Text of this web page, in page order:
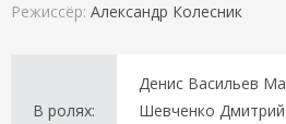
Режиссёр: Александр Колесник
В ролях:
Денис Васильев
Шевченко